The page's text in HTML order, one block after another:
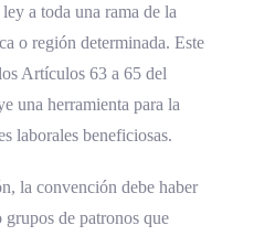
a toda una rama de la
o región determinada. Este
Artículos 63 a 65 del
una herramienta para la
laborales beneficiosas.
la convención debe haber
de patronos que